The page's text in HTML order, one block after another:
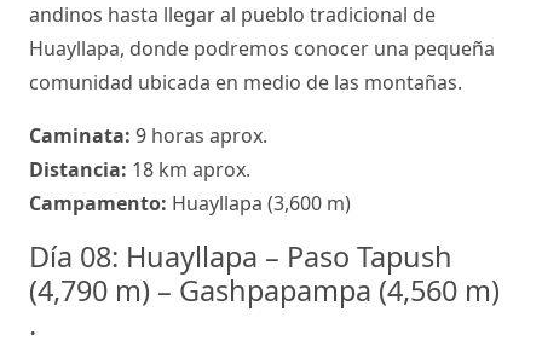
andinos hasta llegar al pueblo tradicional de
Huayllapa, donde podremos conocer una pequeña
comunidad ubicada en medio de las montañas.
Caminata: 9 horas aprox.
Distancia: 18 km aprox.
Campamento: Huayllapa (3,600 m)
Día 08: Huayllapa – Paso Tapush
(4,790 m) – Gashpapampa (4,560 m)
.